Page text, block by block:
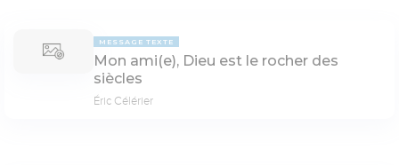
MESSAGE TEXTE
Mon ami(e), Dieu est le rocher des
siècles
Éric Célérier